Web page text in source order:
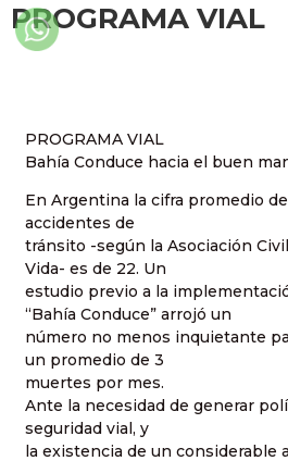
PROGRAMA VIAL
PROGRAMA VIAL
Bahía Conduce hacia el buen
En Argentina la cifra promedio
accidentes de
tránsito -según la Asociación
Vida- es de 22. Un
estudio previo a la
“Bahía Conduce” arrojó un
número no menos inquietante
un promedio de 3
muertes por mes.
Ante la necesidad de generar
seguridad vial, y
la existencia de un considerable